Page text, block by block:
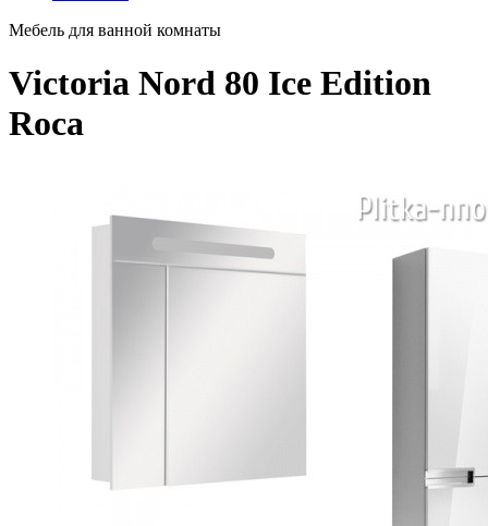
Мебель для ванной комнаты
Victoria Nord 80 Ice Edition
Roca